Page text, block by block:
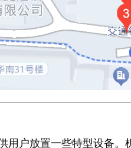
户放置一些特型设备。